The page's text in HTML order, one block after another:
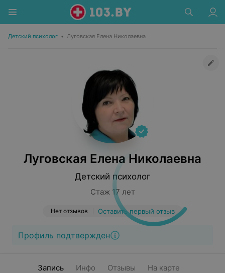
Детский психолог • Луговская Елена Николаевна
Луговская Елена Николаевна
Детский психолог
Стаж 17 лет
Нет отзывов Оставить первый отзыв
Профиль подтвержден
Запись Инфо Отзывы На карте